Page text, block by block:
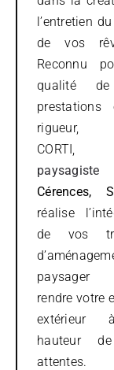
l’entretien
de vos
Reconnu
qualité
rigueur,
CORTI,
paysagiste
Cérences,
réalise
de vos
paysager
rendre votre
hauteur
attentes.